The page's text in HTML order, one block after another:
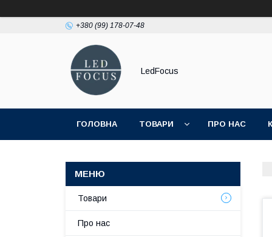
+380 (99) 178-07-48
LedFocus
ГОЛОВНА ТОВАРИ ПРО НАС
Товари
Про нас